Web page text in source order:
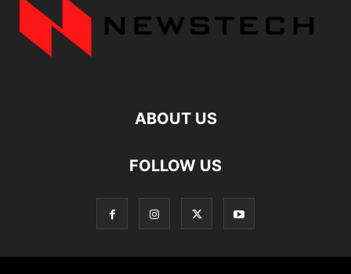
ABOUT US
FOLLOW US